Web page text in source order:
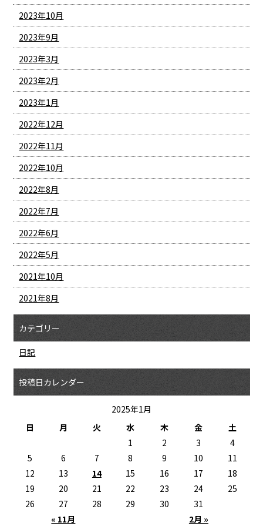
2023年10月
2023年9月
2023年3月
2023年2月
2023年1月
2022年12月
2022年11月
2022年10月
2022年8月
2022年7月
2022年6月
2022年5月
2021年10月
2021年8月
カテゴリー
日記
投稿日カレンダー
2025年1月
日
月 火 水 木 金 土
« 11月 2月 »
1 2 3
4
5
6 7 8 9 10
11
12
13 14 15 16 17
18
19
20 21 22 23 24
25
26
27 28 29 30 31